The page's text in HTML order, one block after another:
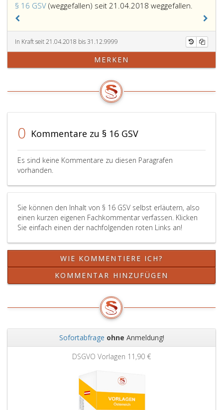
§ 16 GSV (weggefallen) seit 21.04.2018 weggefallen.
In Kraft seit 21.04.2018 bis 31.12.9999
MERKEN
0 Kommentare zu § 16 GSV
Es sind keine Kommentare zu diesen Paragrafen
vorhanden.
Sie können den Inhalt von § 16 GSV selbst erläutern, also
einen kurzen eigenen Fachkommentar verfassen. Klicken
Sie einfach einen der nachfolgenden roten Links an!
WIE KOMMENTIERE ICH?
KOMMENTAR HINZUFÜGEN
Sofortabfrage ohne Anmeldung!
DSGVO Vorlagen 11,90 €